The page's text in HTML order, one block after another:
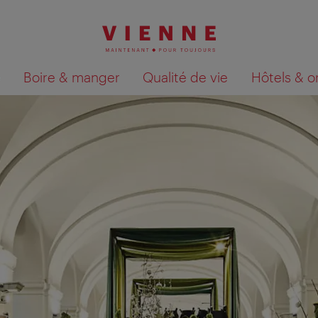
Boire & manger Qualité de vie Hôtels &
Afficher les résultats de la recherche sur la